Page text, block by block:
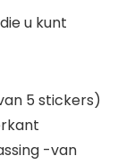
u kunt
5 stickers)
-van